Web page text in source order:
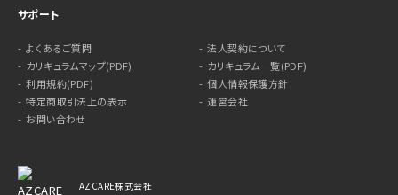
サポート
よくあるご質問
法人契約について
カリキュラムマップ(PDF)
カリキュラム一覧(PDF)
利用規約(PDF)
個人情報保護方針
特定商取引法上の表示
運営会社
お問い合わせ
AZCARE株式会社